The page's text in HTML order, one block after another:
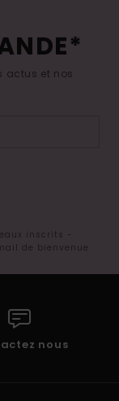
actus et nos
inscrits -
de bienvenue
nous